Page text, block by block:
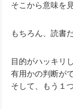
そこから意味を
もちろん、読書
目的がハッキリ
有用かの判断が
そして、もう１つ